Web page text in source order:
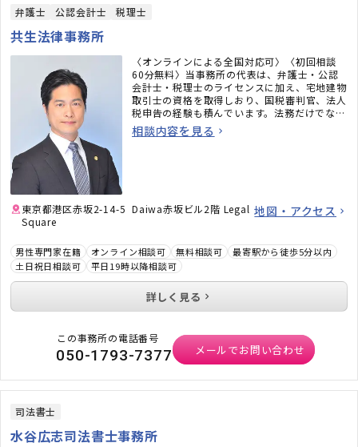
弁護士 公認会計士 税理士
共生法律事務所
〈オンラインによる全国対応可〉〈初回相談
60分無料〉当事務所の代表は、弁護士・公認
会計士・税理士のライセンスに加え、宅地建物
取引士の資格を取得しおり、国税審判官、法人
税申告の経験も積んでいます。法務だけでな
く、税務のことまで考えた包括的なサポートを
ご提供いたします。不動産・相続でお困りの
相談内容を見る
東京都港区赤坂2-14-5 Daiwa赤坂ビル2階 Legal
Square
地図・アクセス
男性専門家在籍 オンライン相談可 無料相談可
最寄駅から徒歩5分以内
土日祝日相談可
平日19時以降相談可
詳しく見る
この事務所の電話番号
050-1793-7377 メールでお問い合わせ
司法書士
水谷広志司法書士事務所